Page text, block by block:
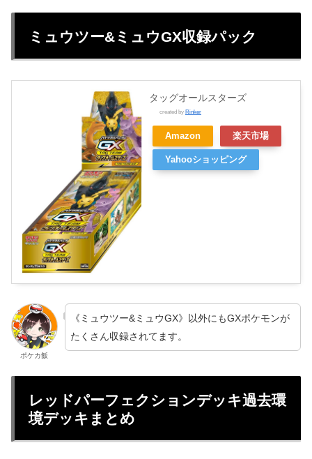
ミュウツー&ミュウGX収録パック
タッグオールスターズ
created by Rinker
Amazon 楽天市場
Yahooショッピング
ポケカ飯
《ミュウツー&ミュウGX》以外にもGXポケモンが
たくさん収録されてます。
レッドパーフェクションデッキ過去環
境デッキまとめ